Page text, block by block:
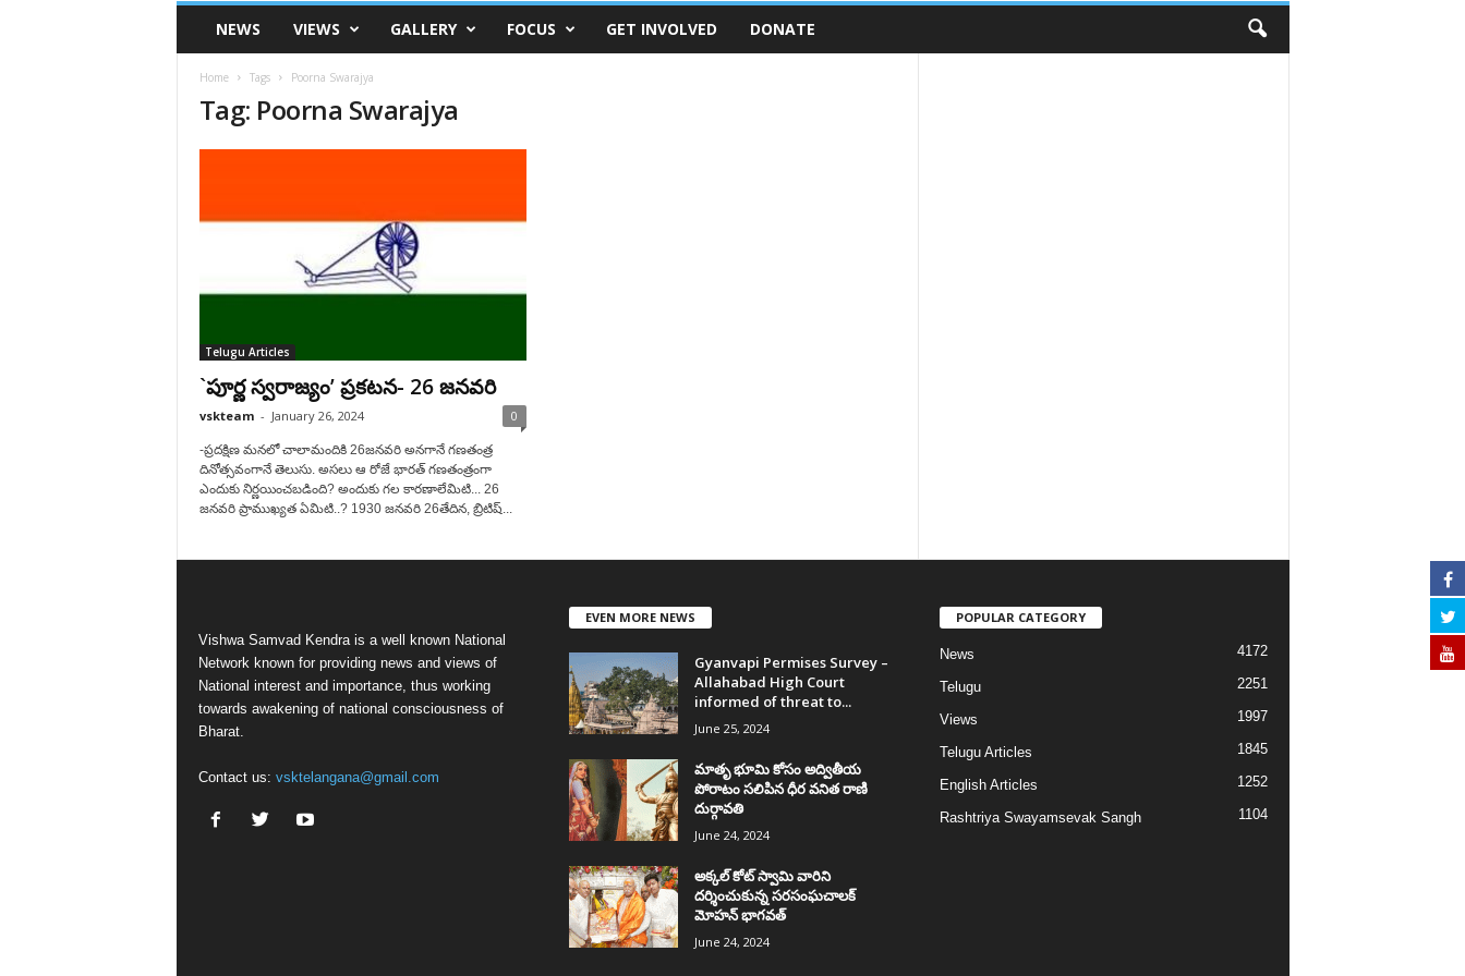
VSK
TelanganaNEWS VIEWS GALLERY FOCUS GET INVOLVED DONATE
Home Tags Poorna Swarajya
Tag: Poorna Swarajya
Telugu Articles
`పూర్ణ స్వరాజ్యం’ ప్రకటన- 26 జనవరి
vskteam - January 26, 2024 0
-ప్రదక్షిణ మనలో చాలామందికి 26జనవరి అన‌గానే గణతంత్ర
దినోత్సవంగానే తెలుసు. అస‌లు ఆ రోజే భారత్ గణతంత్రంగా
ఎందుకు నిర్ణయించబడింది? అందుకు గ‌ల కార‌ణాలేమిటి... 26
జనవరి ప్రాముఖ్యత ఏమిటి..? 1930 జనవరి 26తేదిన, బ్రిటిష్...
Vishwa Samvad Kendra is a well known National
Network known for providing news and views of
National interest and importance, thus working
towards awakening of national consciousness of
Bharat.
Contact us: vsktelangana@gmail.com
EVEN MORE NEWS
Gyanvapi Permises Survey –
Allahabad High Court
informed of threat to...
June 25, 2024
మాతృ భూమి కోసం అద్వితీయ
పోరాటం సలిపిన ధీర వనిత రాణి
దుర్గావతి
June 24, 2024
అక్కల్‌ కోట్‌ స్వామి వారిని
దర్శించుకున్న సరసంఘచాలక్
మోహన్ భాగవత్
June 24, 2024
POPULAR CATEGORY
News 4172
Telugu 2251
Views 1997
Telugu Articles 1845
English Articles 1252
Rashtriya Swayamsevak Sangh 1104